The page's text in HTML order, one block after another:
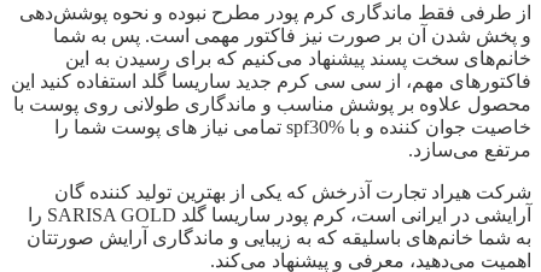
از طرفی فقط ماندگاری کرم پودر مطرح نبوده و نحوه پوشش‌دهی
و پخش شدن آن بر صورت نیز فاکتور مهمی است. پس به شما
خانم‌های سخت پسند پیشنهاد می‌کنیم که برای رسیدن به این
فاکتورهای مهم، از سی سی کرم جدید ساریسا گلد استفاده کنید این
محصول علاوه بر پوشش مناسب و ماندگاری طولانی روی پوست با
خاصیت جوان کننده و با spf30% تمامی نیاز های پوست شما را
مرتفع می‌سازد.
شرکت هیراد تجارت آذرخش که یکی از بهترین تولید کننده گان
آرایشی در ایرانی است، کرم پودر ساریسا گلد SARISA GOLD را
به شما خانم‌های باسلیقه که به زیبایی و ماندگاری آرایش صورتتان
اهمیت می‌دهید، معرفی و پیشنهاد می‌کند.